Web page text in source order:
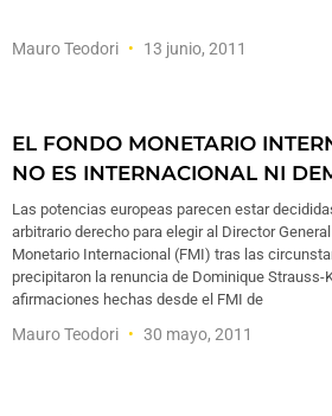
Mauro Teodori 13 junio, 2011
EL FONDO MONETARIO
NO ES INTERNACIONAL NI
Las potencias europeas parecen estar
arbitrario derecho para elegir al Director
Monetario Internacional (FMI) tras las
precipitaron la renuncia de Dominique Strauss-
afirmaciones hechas desde el FMI de
Mauro Teodori 30 mayo, 2011